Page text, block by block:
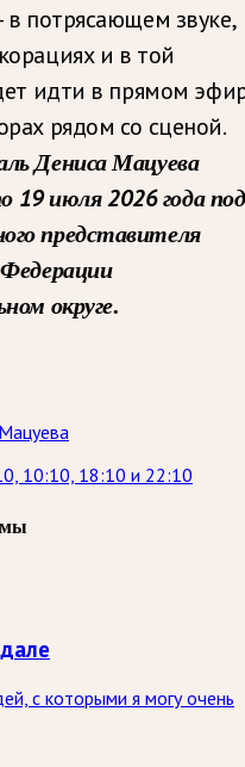
потрясающем звуке,
и в той
идти в прямом
рядом со сценой.
Дениса Мацуева
19 июля 2026 года под
представителя
округе.
10:10, 18:10 и 22:10
с которыми я могу очень